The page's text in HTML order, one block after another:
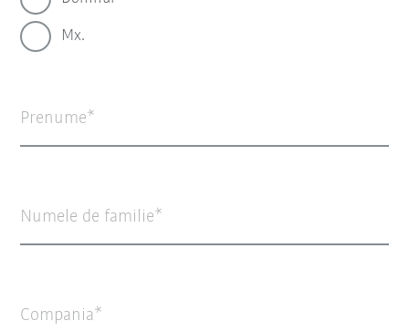
Mx.
Prenume
Numele de familie
Compania